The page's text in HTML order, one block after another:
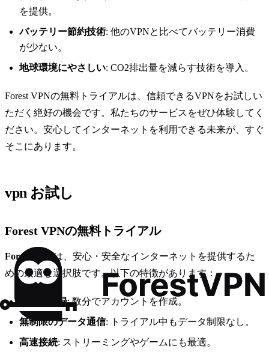
を提供。
バッテリー節約技術: 他のVPNと比べてバッテリー消費
が少ない。
地球環境にやさしい: CO2排出量を減らす技術を導入。
Forest VPNの無料トライアルは、信頼できるVPNをお試しい
ただく絶好の機会です。私たちのサービスをぜひ体験してく
ださい。安心してインターネットを利用できる未来が、すぐ
そこにあります。
vpn お試し
Forest VPNの無料トライアル
Forest VPN は、安心・安全なインターネットを提供するた
めの最適な選択肢です。以下の特徴があります：
簡単な登録: 数分でアカウントを作成。
無制限のデータ通信: トライアル中もデータ制限なし。
高速接続: ストリーミングやゲームにも最適。